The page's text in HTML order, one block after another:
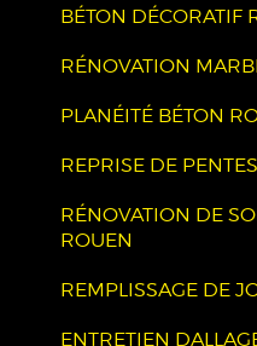
BÉTON DÉCORATIF
RÉNOVATION
PLANÉITÉ BÉTON
REPRISE DE
RÉNOVATION DE
ROUEN
REMPLISSAGE DE
ENTRETIEN